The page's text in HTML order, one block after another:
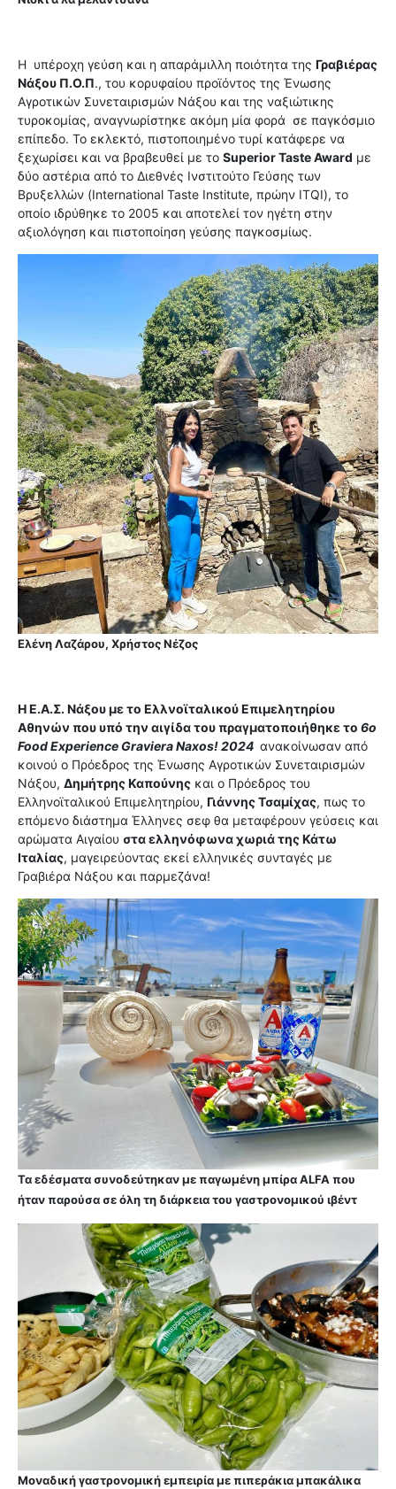
Η υπέροχη γεύση και η απαράμιλλη ποιότητα της Γραβιέρας
Νάξου Π.Ο.Π., του κορυφαίου προϊόντος της Ένωσης
Αγροτικών Συνεταιρισμών Νάξου και της ναξιώτικης
τυροκομίας, αναγνωρίστηκε ακόμη μία φορά σε παγκόσμιο
επίπεδο. Το εκλεκτό, πιστοποιημένο τυρί κατάφερε να
ξεχωρίσει και να βραβευθεί με το Superior Taste Award με
δύο αστέρια από το Διεθνές Ινστιτούτο Γεύσης των
Βρυξελλών (International Taste Institute, πρώην ITQI), το
οποίο ιδρύθηκε το 2005 και αποτελεί τον ηγέτη στην
αξιολόγηση και πιστοποίηση γεύσης παγκοσμίως.
Ελένη Λαζάρου, Χρήστος Νέζος
Η Ε.Α.Σ. Νάξου με το Ελλνοϊταλικού Επιμελητηρίου
Αθηνών που υπό την αιγίδα του πραγματοποιήθηκε το 6ο
Food Experience Graviera Naxos! 2024 ανακοίνωσαν από
κοινού ο Πρόεδρος της Ένωσης Αγροτικών Συνεταιρισμών
Νάξου, Δημήτρης Καπούνης και ο Πρόεδρος του
Ελληνοϊταλικού Επιμελητηρίου, Γιάννης Τσαμίχας, πως το
επόμενο διάστημα Έλληνες σεφ θα μεταφέρουν γεύσεις και
αρώματα Αιγαίου στα ελληνόφωνα χωριά της Κάτω
Ιταλίας, μαγειρεύοντας εκεί ελληνικές συνταγές με
Γραβιέρα Νάξου και παρμεζάνα!
Τα εδέσματα συνοδεύτηκαν με παγωμένη μπίρα ALFA που
ήταν παρούσα σε όλη τη διάρκεια του γαστρονομικού ιβέντ
Μοναδική γαστρονομική εμπειρία με πιπεράκια μπακάλικα